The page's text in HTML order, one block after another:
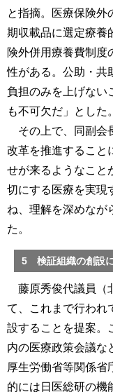
と指摘。医療保険外
期収載品に選定療養
険外併用療養費制度
性がある。公助・共
負担のみを上げない
も不可欠だ」とした。
その上で、同副会
改革を推進すること
せが来るようなこと
切にする医療を実現
ね、理解を深めなが
た。
5 検証組織の創設
藤原秀俊代議員（
て、これまで行われ
設することを提案。
内の医療政策会議な
厚生労働省等関係省
的には日医総研の機